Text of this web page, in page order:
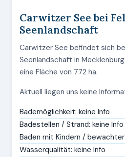
Carwitzer See bei
Seenlandschaft
Carwitzer See befindet sich
Seenlandschaft in
eine Fläche von 772 ha.
Aktuell liegen uns keine
Bademöglichkeit: keine Info
Badestellen / Strand: keine Info
Baden mit Kindern /
Wasserqualität: keine Info